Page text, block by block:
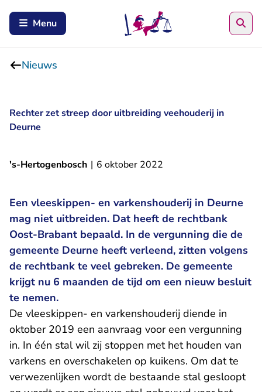
Menu
Nieuws
Rechter zet streep door uitbreiding veehouderij in
Deurne
's-Hertogenbosch | 6 oktober 2022
Een vleeskippen- en varkenshouderij in Deurne
mag niet uitbreiden. Dat heeft de rechtbank
Oost-Brabant bepaald. In de vergunning die de
gemeente Deurne heeft verleend, zitten volgens
de rechtbank te veel gebreken. De gemeente
krijgt nu 6 maanden de tijd om een nieuw besluit
te nemen.
De vleeskippen- en varkenshouderij diende in
oktober 2019 een aanvraag voor een vergunning
in. In één stal wil zij stoppen met het houden van
varkens en overschakelen op kuikens. Om dat te
verwezenlijken wordt de bestaande stal gesloopt